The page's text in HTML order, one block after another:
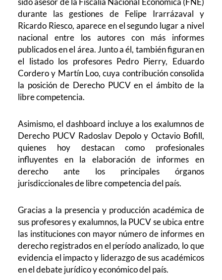
durante las gestiones de Felipe Irarrázaval y
Ricardo Riesco, aparece en el segundo lugar a nivel
nacional entre los autores con más informes
publicados en el área. Junto a él, también figuran en
el listado los profesores Pedro Pierry, Eduardo
Cordero y Martín Loo, cuya contribución consolida
la posición de Derecho PUCV en el ámbito de la
libre competencia.
Asimismo, el dashboard incluye a los exalumnos de
Derecho PUCV Radoslav Depolo y Octavio Bofill,
quienes hoy destacan como profesionales
influyentes en la elaboración de informes en
derecho ante los principales órganos
jurisdiccionales de libre competencia del país.
Gracias a la presencia y producción académica de
sus profesores y exalumnos, la PUCV se ubica entre
las instituciones con mayor número de informes en
derecho registrados en el período analizado, lo que
evidencia el impacto y liderazgo de sus académicos
en el debate jurídico y económico del país.